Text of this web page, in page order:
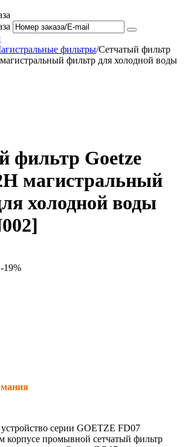
фильтры/Сетчатый фильтр
фильтр для холодной воды
фильтр Goetze
магистральный
холодной воды
-19%
серии GOETZE FD07
корпусе промывной сетчатый фильтр